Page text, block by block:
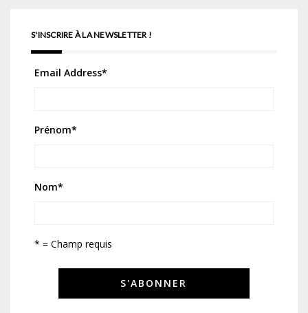
S'INSCRIRE À LA NEWSLETTER !
Email Address*
Prénom*
Nom*
* = Champ requis